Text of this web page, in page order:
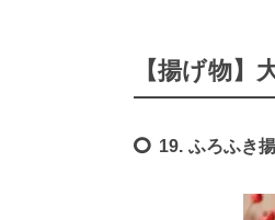
【揚げ物
19. ふろふき